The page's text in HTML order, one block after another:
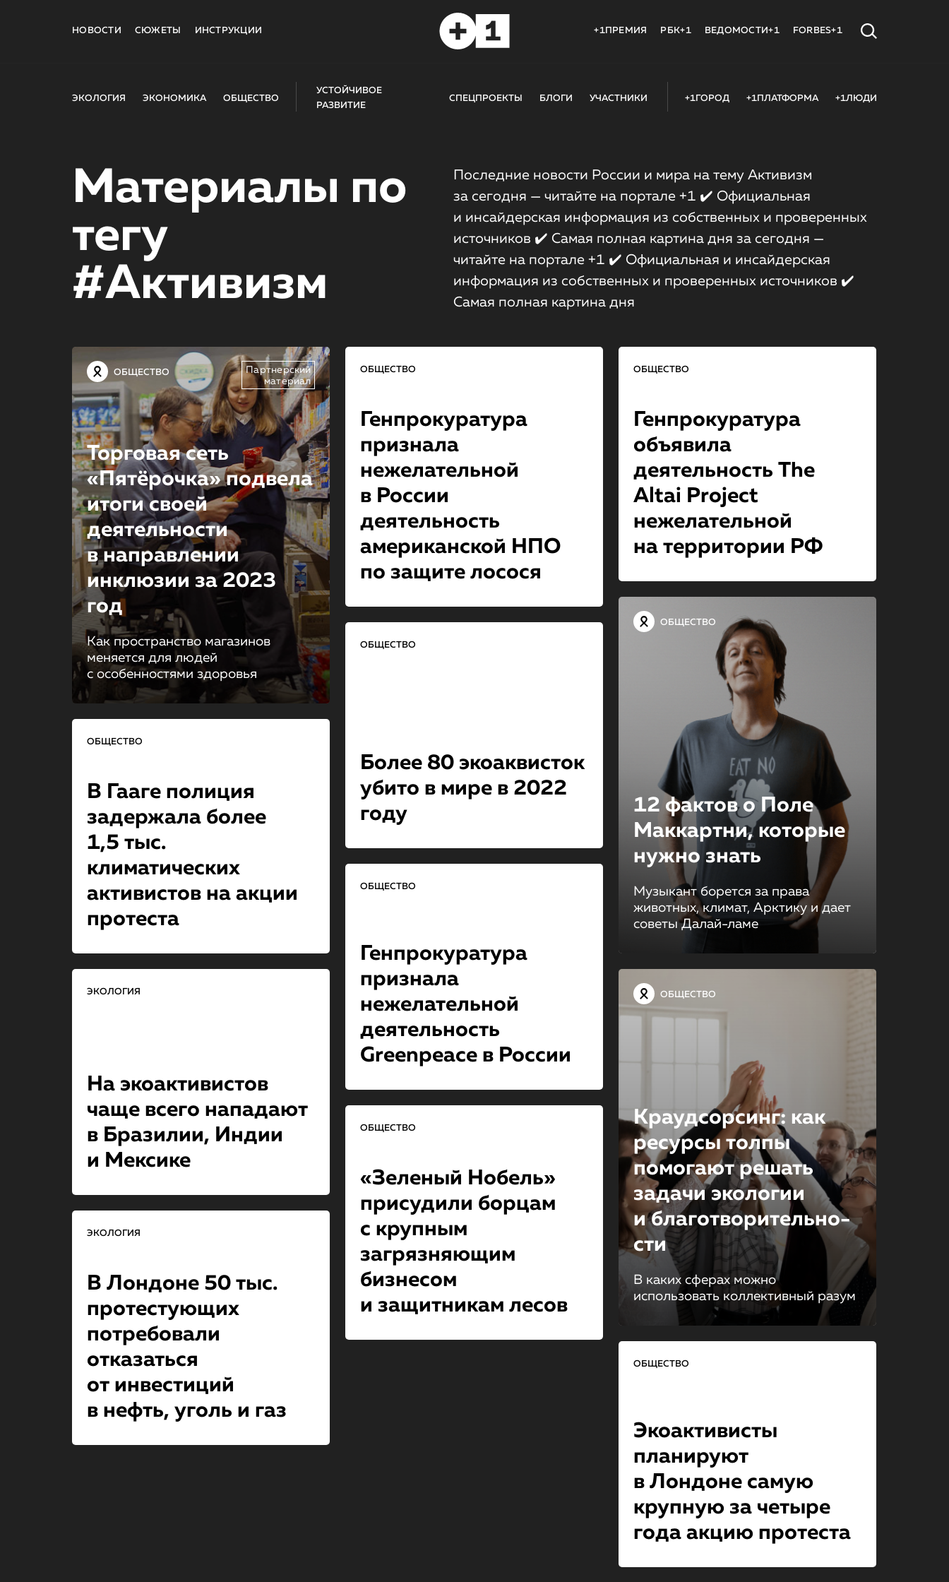
НОВОСТИ СЮЖЕТЫ ИНСТРУКЦИИ +1ПРЕМИЯ РБК+1 ВЕДОМОСТИ+1 FORBES+1
ЭКОЛОГИЯ ЭКОНОМИКА ОБЩЕСТВО
УСТОЙЧИВОЕ
РАЗВИТИЕ
СПЕЦПРОЕКТЫ БЛОГИ УЧАСТНИКИ +1ГОРОД +1ПЛАТФОРМА +1ЛЮДИ
Материалы по
тегу
#Активизм
Последние новости России и мира на тему Активизм
за сегодня — читайте на портале +1 ✔️ Официальная
и инсайдерская информация из собственных и проверенных
источников ✔️ Самая полная картина дня за сегодня —
читайте на портале +1 ✔️ Официальная и инсайдерская
информация из собственных и проверенных источников ✔️
Самая полная картина дня
ОБЩЕСТВО
Партнерский
материал
Торговая сеть
«Пятёрочка» подвела
итоги своей
деятельности
в направлении
инклюзии за 2023
год
Как пространство магазинов
меняется для людей
с особенностями здоровья
ОБЩЕСТВО
Генпрокурату­ра
признала
нежелательной
в России
деятельность
американской НПО
по защите лосося
ОБЩЕСТВО
Генпрокурату­ра
объявила
деятельность The
Altai Project
нежелательной
на территории РФ
ОБЩЕСТВО
12 фактов о Поле
Маккартни, которые
нужно знать
Музыкант борется за права
животных, климат, Арктику и дает
советы Далай-ламе
ОБЩЕСТВО
Более 80 экоаквисток
убито в мире в 2022
году
ОБЩЕСТВО
В Гааге полиция
задержала более
1,5 тыс.
климатических
активистов на акции
протеста
ОБЩЕСТВО
Генпрокурату­ра
признала
нежелательной
деятельность
Greenpeace в России
ЭКОЛОГИЯ
На экоактиви­стов
чаще всего нападают
в Бразилии, Индии
и Мексике
ОБЩЕСТВО
Краудсорсинг: как
ресурсы толпы
помогают решать
задачи экологии
и благотвори­тель­но­
сти
В каких сферах можно
использовать коллективный разум
ОБЩЕСТВО
«Зеленый Нобель»
присудили борцам
с крупным
загрязняющим
бизнесом
и защитникам лесов
ЭКОЛОГИЯ
В Лондоне 50 тыс.
протестующих
потребовали
отказаться
от инвестиций
в нефть, уголь и газ
ОБЩЕСТВО
Экоактивисты
планируют
в Лондоне самую
крупную за четыре
года акцию протеста